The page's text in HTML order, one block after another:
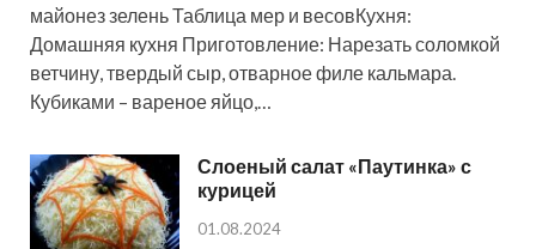
майонез зелень Таблица мер и весовКухня:
Домашняя кухня Приготовление: Нарезать соломкой
ветчину, твердый сыр, отварное филе кальмара.
Кубиками – вареное яйцо,…
Слоеный салат «Паутинка» с
курицей
01.08.2024